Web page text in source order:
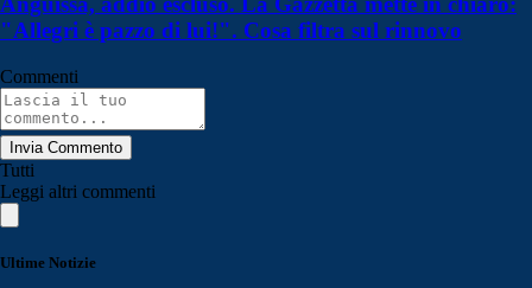
"Allegri è pazzo di lui!". Cosa filtra sul rinnovo
Commenti
Invia Commento
Tutti
Leggi altri commenti
Ultime Notizie